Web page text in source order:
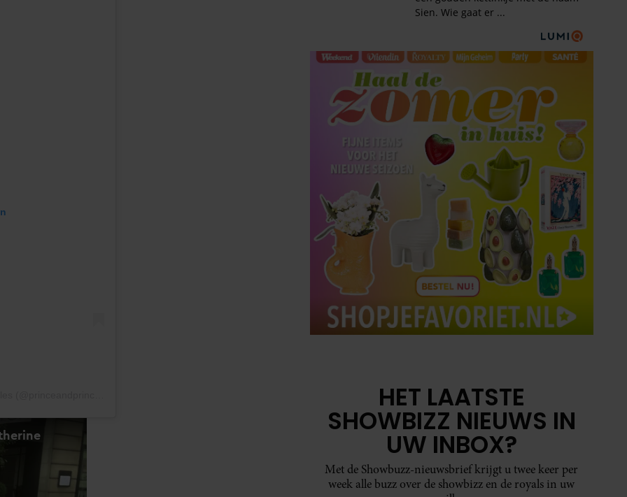
HET LAATSTE
SHOWBIZZ NIEUWS IN
UW INBOX?
Met de Showbuzz-nieuwsbrief krijgt u twee keer per
week alle buzz over de showbizz en de royals in uw